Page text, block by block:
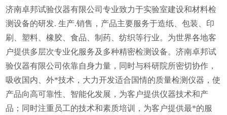
济南卓邦试验仪器有限公司专业致力于实验室建设和材料检
测设备的研发. 生产.销售，产品主要服务于造纸、包装、印
刷、塑料、橡胶、食品、制药、纺织等行业。为世界各地客
户提供多层次专业化服务及多种精密检测设备。济南卓邦试
验仪器有限公司依靠自身力量，同时与科研院所密切协作，
吸收国内、外*技术，大力开发适合国情的质量检测仪器，使
产品向高可靠性、智能化发展，为客户提供仪器技术和产
品；同时注重员工的技术和素质培训，为客户提供最*的服